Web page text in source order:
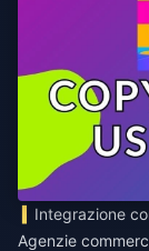
Integrazione
Agenzie